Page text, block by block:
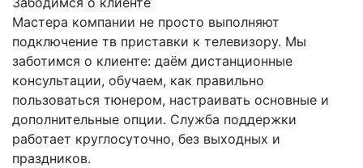
Мастера компании не просто выполняют
подключение тв приставки к телевизору. Мы
заботимся о клиенте: даём дистанционные
консультации, обучаем, как правильно
пользоваться тюнером, настраивать основные и
дополнительные опции. Служба поддержки
работает круглосуточно, без выходных и
праздников.